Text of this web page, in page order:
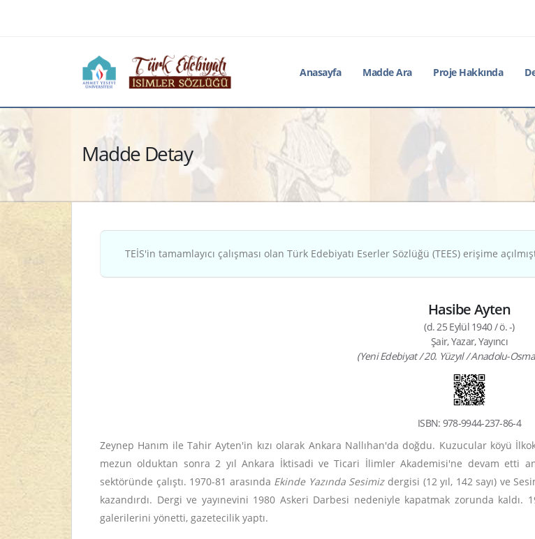
Anasayfa Madde Ara Proje Hakkında
Madde Detay
TEİS'in tamamlayıcı çalışması olan Türk Edebiyatı Eserler Sözlüğü (TEES) erişime
Hasibe Ayten
(d. 25 Eylül 1940 / ö. -)
Şair, Yazar, Yayıncı
(Yeni Edebiyat / 20. Yüzyıl / Anadolu-
ISBN: 978-9944-237-86-4
Zeynep Hanım ile Tahir Ayten'in kızı olarak Ankara Nallıhan'da doğdu. Kuzucular köyü
mezun olduktan sonra 2 yıl Ankara İktisadi ve Ticari İlimler Akademisi'ne devam etti
sektöründe çalıştı. 1970-81 arasında Ekinde Yazında Sesimizdergisi (12 yıl, 142 sayı) ve
kazandırdı. Dergi ve yayınevini 1980 Askeri Darbesi nedeniyle kapatmak zorunda kaldı.
galerilerini yönetti, gazetecilik yaptı.